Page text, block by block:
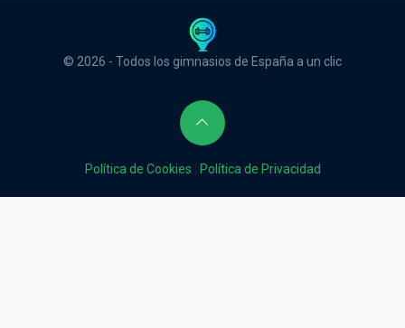
© 2026 - Todos los gimnasios de España a un clic
Política de Cookies Política de Privacidad